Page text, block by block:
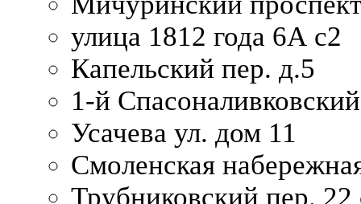
улица 1812 года 6А с2
Капельский пер. д.5
1-й
Усачева ул. дом 11
Смоленская
Трубниковский пер. 22